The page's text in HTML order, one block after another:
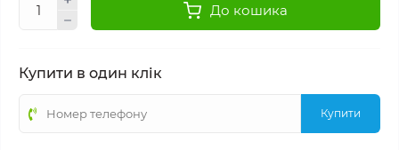
До кошика
Купити в один клік
Купити